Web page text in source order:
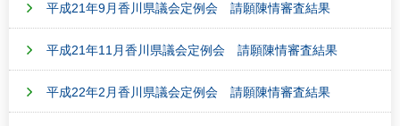
平成21年9月香川県議会定例会 請願陳情審査結果
平成21年11月香川県議会定例会 請願陳情審査結果
平成22年2月香川県議会定例会 請願陳情審査結果